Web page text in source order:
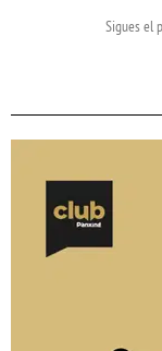
Sigues el